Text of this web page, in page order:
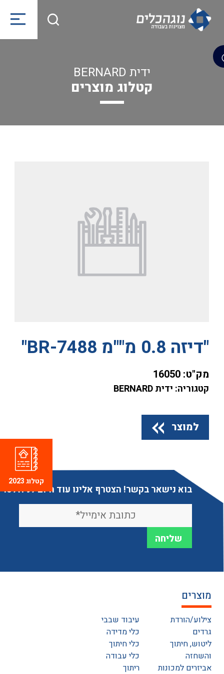
ידית BERNARD
קטלוג מוצרים
"דיזה 0.8 מ""מ BR-7488"
מק"ט: 16050
קטגוריה: ידית BERNARD
למוצר
בוא נישאר בקשר! הצטרף אלינו עוד היום לניוזלטר
מוצרים
צילוע/הורדת
גרדים
ליטוש, חיתוך
והשחזה
אביזרים למכונות
עיבוד שבבי
כלי מדידה
כלי חיתוך
כלי עבודה
ריתוך
קטלוג 2023